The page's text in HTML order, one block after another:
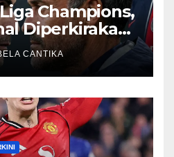
Champions,
Diperkirakan
CANTIKA